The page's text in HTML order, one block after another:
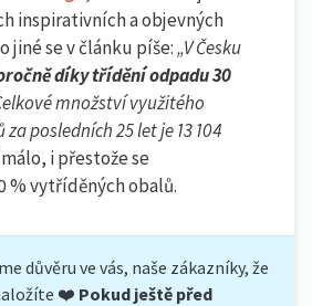
inspirativních a objevných
jiné se v článku píše:„V Česku
díky třídění odpadu 30
množství využitého
posledních 25 let je 13 104
i přestože se
% vytříděných obalů.
důvěru ve vás, naše zákazníky, že
❤️ Pokud ještě před